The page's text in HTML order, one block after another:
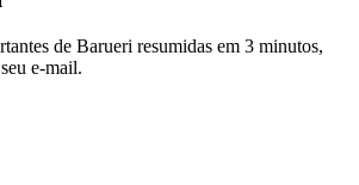
de Barueri resumidas em 3 minutos,
e-mail.